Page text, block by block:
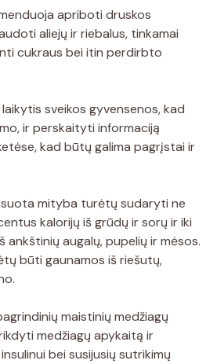
apriboti druskos
aliejų ir riebalus, tinkamai
cukraus bei itin perdirbto
sveikos gyvensenos, kad
ir perskaityti informaciją
kad būtų galima pagrįstai ir
mityba turėtų sudaryti ne
kalorijų iš grūdų ir sorų ir iki
ankštinių augalų, pupelių ir mėsos.
būti gaunamos iš riešutų,
maistinių medžiagų
medžiagų apykaitą ir
bei susijusių sutrikimų